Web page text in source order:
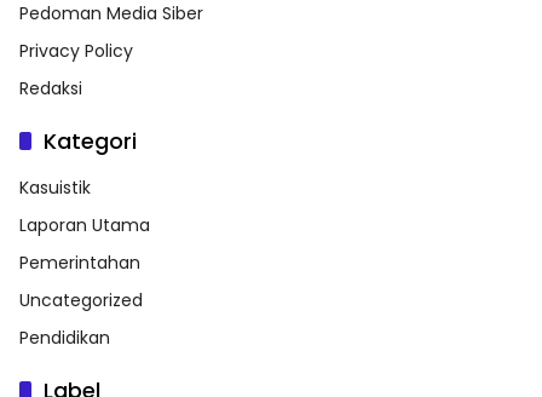
Pedoman Media Siber
Privacy Policy
Redaksi
Kategori
Kasuistik
Laporan Utama
Pemerintahan
Uncategorized
Pendidikan
Label